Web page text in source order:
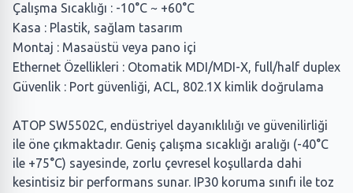
Çalışma Sıcaklığı : -10°C ~ +60°C
Kasa : Plastik, sağlam tasarım
Montaj : Masaüstü veya pano içi
Ethernet Özellikleri : Otomatik MDI/MDI-X, full/half duplex
Güvenlik : Port güvenliği, ACL, 802.1X kimlik doğrulama
ATOP SW5502C, endüstriyel dayanıklılığı ve güvenilirliği
ile öne çıkmaktadır. Geniş çalışma sıcaklığı aralığı (-40°C
ile +75°C) sayesinde, zorlu çevresel koşullarda dahi
kesintisiz bir performans sunar. IP30 koruma sınıfı ile toz